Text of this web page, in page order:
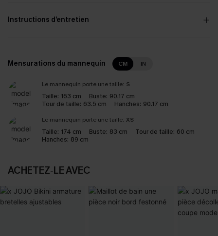
Instructions d’entretien
Mensurations du mannequin CM IN
Le mannequin porte une taille: S
Taille: 163 cm Buste: 90.17 cm
Tour de taille: 63.5 cm Hanches: 90.17 cm
Le mannequin porte une taille: XS
Taille: 174 cm Buste: 83 cm Tour de taille: 60 cm
Hanches: 89 cm
ACHETEZ‑LE AVEC